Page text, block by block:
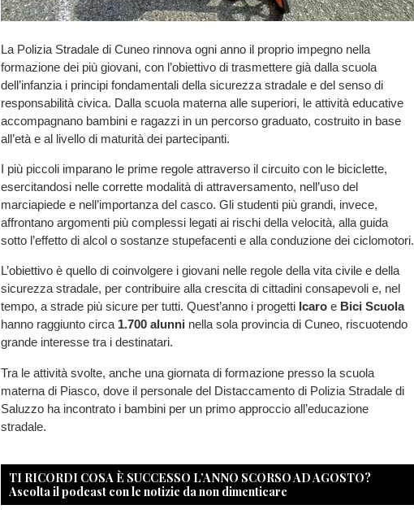
La Polizia Stradale di Cuneo rinnova ogni anno il proprio impegno nella
formazione dei più giovani, con l’obiettivo di trasmettere già dalla scuola
dell’infanzia i principi fondamentali della sicurezza stradale e del senso di
responsabilità civica. Dalla scuola materna alle superiori, le attività educative
accompagnano bambini e ragazzi in un percorso graduato, costruito in base
all’età e al livello di maturità dei partecipanti.
I più piccoli imparano le prime regole attraverso il circuito con le biciclette,
esercitandosi nelle corrette modalità di attraversamento, nell’uso del
marciapiede e nell’importanza del casco. Gli studenti più grandi, invece,
affrontano argomenti più complessi legati ai rischi della velocità, alla guida
sotto l’effetto di alcol o sostanze stupefacenti e alla conduzione dei ciclomotori.
L’obiettivo è quello di coinvolgere i giovani nelle regole della vita civile e della
sicurezza stradale, per contribuire alla crescita di cittadini consapevoli e, nel
tempo, a strade più sicure per tutti. Quest’anno i progetti Icaro e Bici Scuola
hanno raggiunto circa 1.700 alunni nella sola provincia di Cuneo, riscuotendo
grande interesse tra i destinatari.
Tra le attività svolte, anche una giornata di formazione presso la scuola
materna di Piasco, dove il personale del Distaccamento di Polizia Stradale di
Saluzzo ha incontrato i bambini per un primo approccio all’educazione
stradale.
TI RICORDI COSA È SUCCESSO L’ANNO SCORSO AD AGOSTO?
Ascolta il podcast con le notizie da non dimenticare